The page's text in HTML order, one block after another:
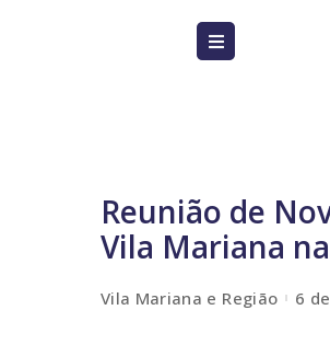
Reunião de
Vila Mariana
Vila Mariana e Região 6